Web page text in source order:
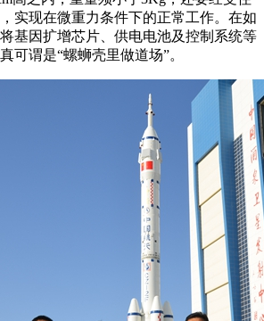
实现在微重力条件下的正常工作。在如
基因扩增芯片、供电电池及控制系统等
可谓是“螺蛳壳里做道场”。